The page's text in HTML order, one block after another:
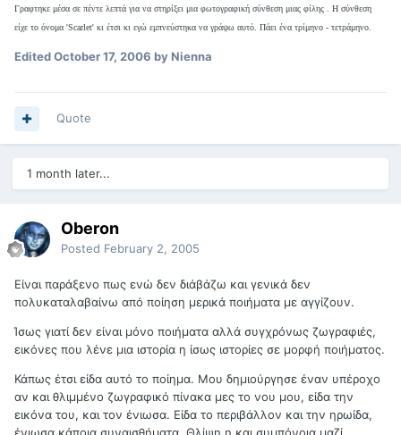
Γραφτηκε μέσα σε πέντε λεπτά για να στηρίξει μια φωτογραφική σύνθεση μιας φίλης . Η σύνθεση
είχε το όνομα 'Scarlet' κι έτσι κι εγώ εμπνεύστηκα να γράψω αυτό. Πάει ένα τρίμηνο - τετράμηνο.
EditedOctober 17, 2006 by Nienna
Quote
1 month later...
Oberon
Posted February 2, 2005
Είναι παράξενο πως ενώ δεν διάβάζω και γενικά δεν
πολυκαταλαβαίνω από ποίηση μερικά ποιήματα με αγγίζουν.
Ίσως γιατί δεν είναι μόνο ποιήματα αλλά συγχρόνως ζωγραφιές,
εικόνες που λένε μια ιστορία η ίσως ιστορίες σε μορφή ποιήματος.
Κάπως έτσι είδα αυτό το ποίημα. Μου δημιούργησε έναν υπέροχο
αν και θλιμμένο ζωγραφικό πίνακα μες το νου μου, είδα την
εικόνα του, και τον ένιωσα. Είδα το περιβάλλον και την ηρωίδα,